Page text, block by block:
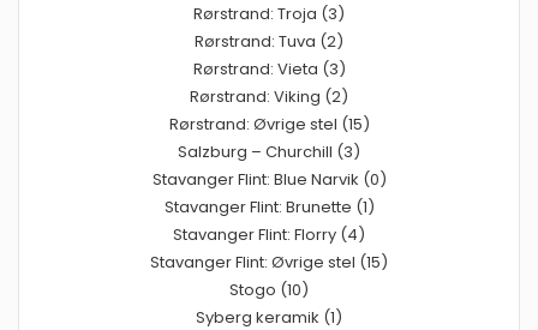
Rørstrand: Troja (3)
Rørstrand: Tuva (2)
Rørstrand: Vieta (3)
Rørstrand: Viking (2)
Rørstrand: Øvrige stel (15)
Salzburg – Churchill (3)
Stavanger Flint: Blue Narvik (0)
Stavanger Flint: Brunette (1)
Stavanger Flint: Florry (4)
Stavanger Flint: Øvrige stel (15)
Stogo (10)
Syberg keramik (1)